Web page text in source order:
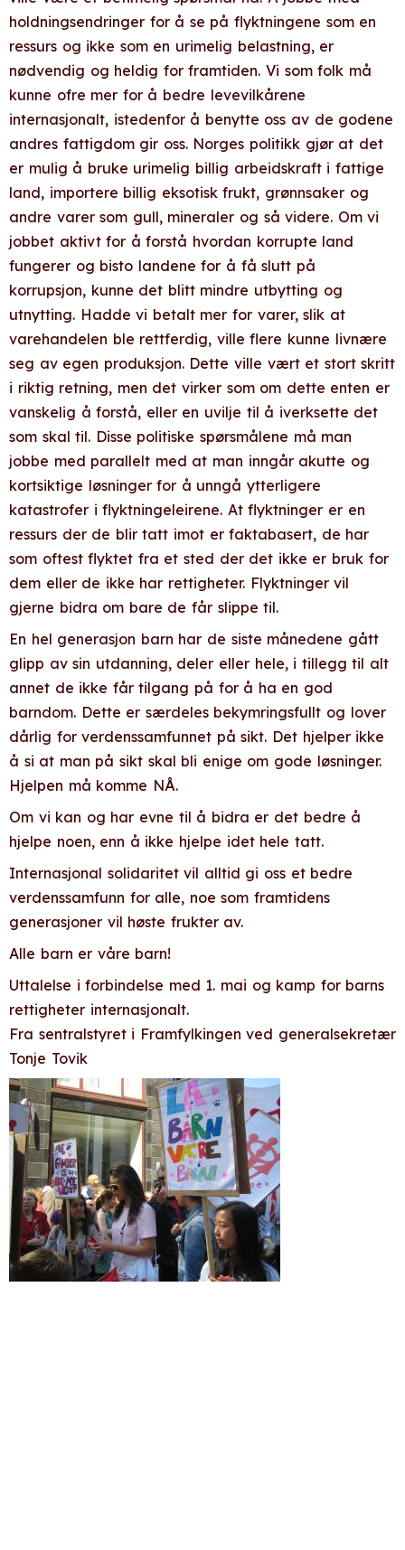
holdningsendringer for å se på flyktningene som en
ressurs og ikke som en urimelig belastning, er
nødvendig og heldig for framtiden. Vi som folk må
kunne ofre mer for å bedre levevilkårene
internasjonalt, istedenfor å benytte oss av de godene
andres fattigdom gir oss. Norges politikk gjør at det
er mulig å bruke urimelig billig arbeidskraft i fattige
land, importere billig eksotisk frukt, grønnsaker og
andre varer som gull, mineraler og så videre. Om vi
jobbet aktivt for å forstå hvordan korrupte land
fungerer og bisto landene for å få slutt på
korrupsjon, kunne det blitt mindre utbytting og
utnytting. Hadde vi betalt mer for varer, slik at
varehandelen ble rettferdig, ville flere kunne livnære
seg av egen produksjon. Dette ville vært et stort skritt
i riktig retning, men det virker som om dette enten er
vanskelig å forstå, eller en uvilje til å iverksette det
som skal til. Disse politiske spørsmålene må man
jobbe med parallelt med at man inngår akutte og
kortsiktige løsninger for å unngå ytterligere
katastrofer i flyktningeleirene. At flyktninger er en
ressurs der de blir tatt imot er faktabasert, de har
som oftest flyktet fra et sted der det ikke er bruk for
dem eller de ikke har rettigheter. Flyktninger vil
gjerne bidra om bare de får slippe til.
En hel generasjon barn har de siste månedene gått
glipp av sin utdanning, deler eller hele, i tillegg til alt
annet de ikke får tilgang på for å ha en god
barndom. Dette er særdeles bekymringsfullt og lover
dårlig for verdenssamfunnet på sikt. Det hjelper ikke
å si at man på sikt skal bli enige om gode løsninger.
Hjelpen må komme NÅ.
Om vi kan og har evne til å bidra er det bedre å
hjelpe noen, enn å ikke hjelpe idet hele tatt.
Internasjonal solidaritet vil alltid gi oss et bedre
verdenssamfunn for alle, noe som framtidens
generasjoner vil høste frukter av.
Alle barn er våre barn!
Uttalelse i forbindelse med 1. mai og kamp for barns
rettigheter internasjonalt.
Fra sentralstyret i Framfylkingen ved generalsekretær
Tonje Tovik